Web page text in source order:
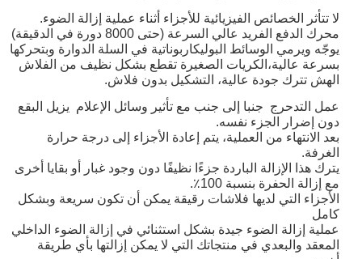
لا تتأثر الخصائص الفيزيائية للأجزاء أثناء عملية إزالة الضوء.
محرك الدفع الفريد عالي السرعة (حتى 8000 دورة في الدقيقة)
يوجّه ويرمي الوسائط البوليكاربوناتية في السلة الدوارة وبتحركها
بسرعة عالية،الكريات الصغيرة تقطع بشكل نظيف من الفلاش
الهش تترك جودة عالية، التشكيل بدون فلاش.
عمل التدحرج ‬ جنبا إلى جنب مع تأثير وسائل الإعلام ‬ يزيل البقع
دون إضرار الجزء نفسه.
بعد الانتهاء من العملية، يتم إعادة الأجزاء إلى درجة حرارة
الغرفة.
يترك هذا الإزالة الباردة جزءًا نظيفًا ‬دون وجود غبار أو بقايا أخرى
‬مع إزالة الحفرة بنسبة 100٪.
الأجزاء التي لديها فلاشات رقيقة يمكن أن تكون سريعة وبشكل
كامل
عملية إزالة الضوء جيدة بشكل استثنائي في إزالة الضوء الداخلي
المعقد والبعدي في منتجاتك التي لا يمكن إزالتها بأي طريقة